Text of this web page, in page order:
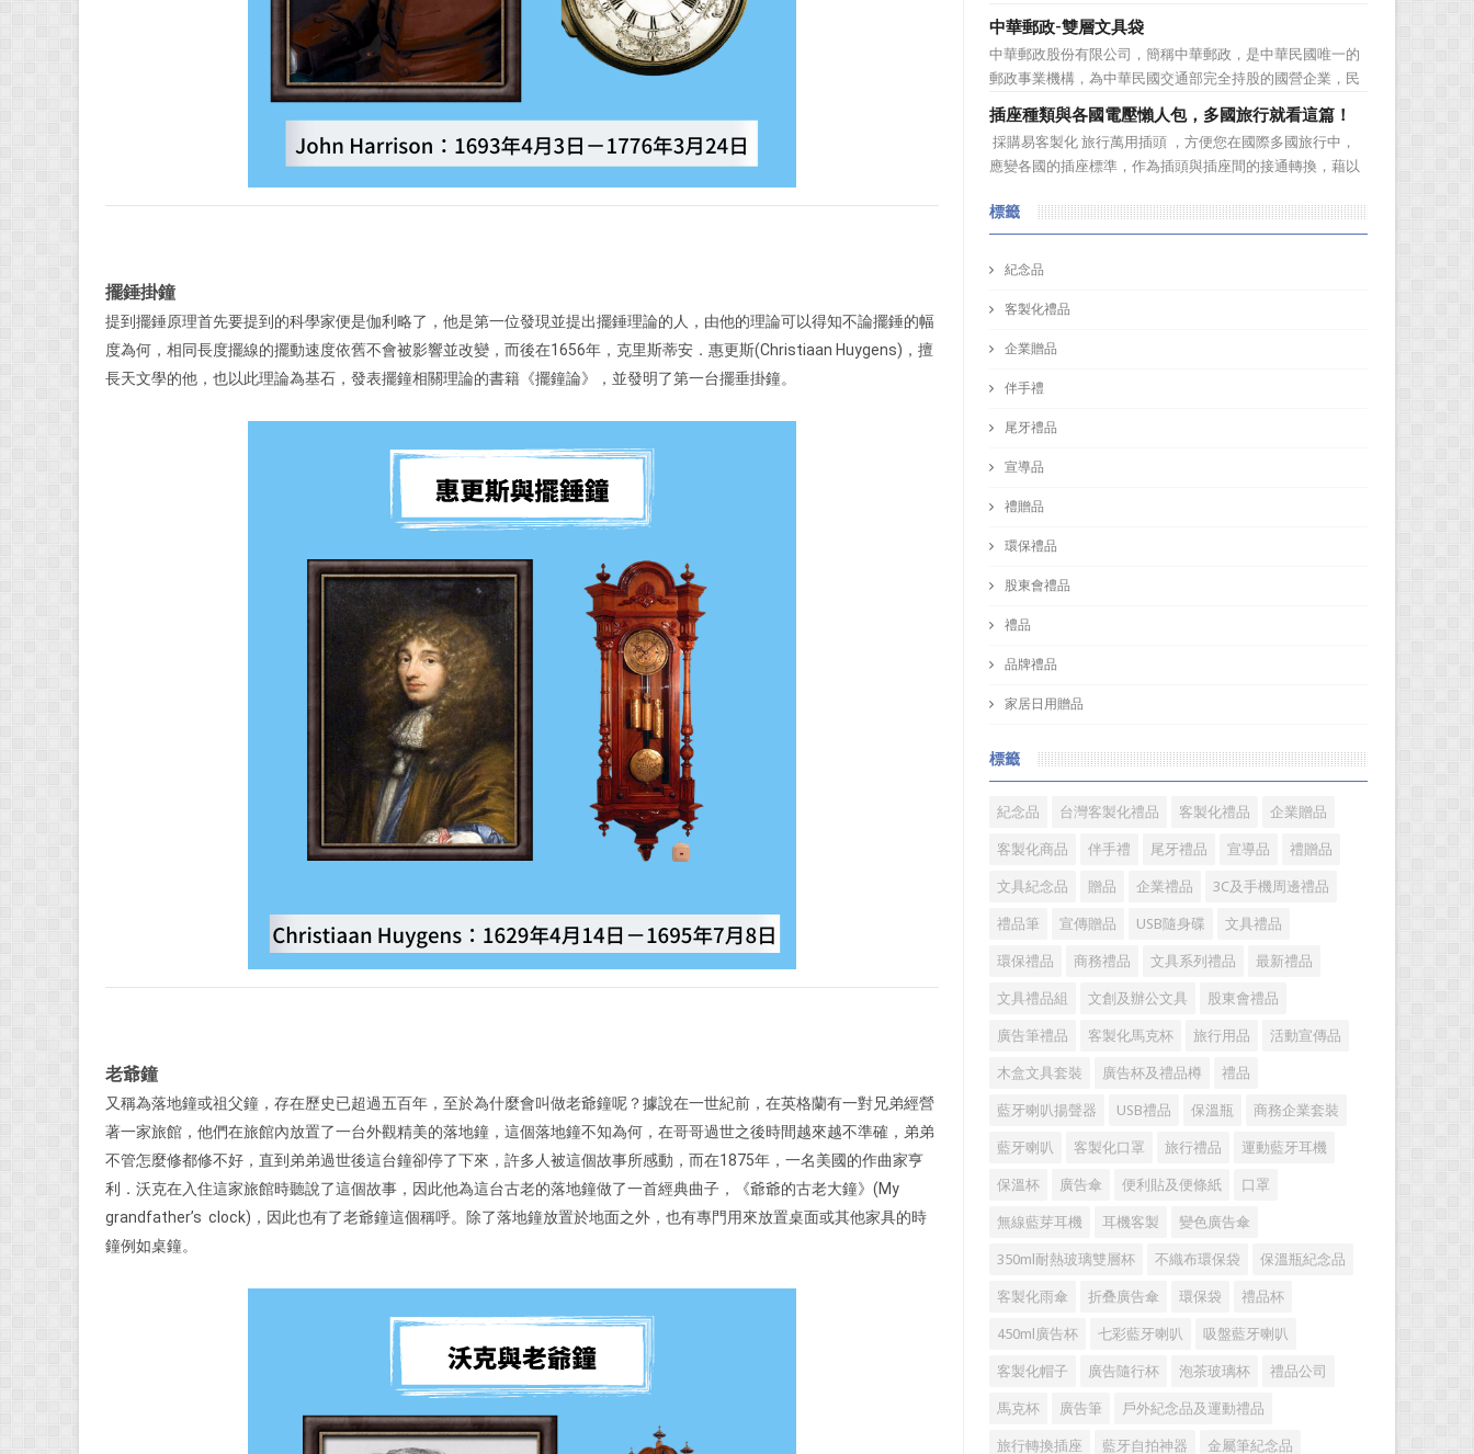
擺錘掛鐘
提到擺錘原理首先要提到的科學家便是伽利略了，他是第一位發現並提出擺錘理論的人，由他的理論可以得知不論擺錘的幅
度為何，相同長度擺線的擺動速度依舊不會被影響並改變，而後在1656年，克里斯蒂安．惠更斯(Christiaan Huygens)，擅
長天文學的他，也以此理論為基石，發表擺鐘相關理論的書籍《擺鐘論》，並發明了第一台擺垂掛鐘。
老爺鐘
又稱為落地鐘或祖父鐘，存在歷史已超過五百年，至於為什麼會叫做老爺鐘呢？據說在一世紀前，在英格蘭有一對兄弟經營
著一家旅館，他們在旅館內放置了一台外觀精美的落地鐘，這個落地鐘不知為何，在哥哥過世之後時間越來越不準確，弟弟
不管怎麼修都修不好，直到弟弟過世後這台鐘卻停了下來，許多人被這個故事所感動，而在1875年，一名美國的作曲家亨
利．沃克在入住這家旅館時聽說了這個故事，因此他為這台古老的落地鐘做了一首經典曲子，《爺爺的古老大鐘》(My
grandfather’s clock)，因此也有了老爺鐘這個稱呼。除了落地鐘放置於地面之外，也有專門用來放置桌面或其他家具的時
鐘例如桌鐘。
背包都會對身體造成一定傷害：背包過重或錯誤的背負姿
勢、先天促量的產品設計等因素都有可能造成使用時的隱性
傷害！ 但若現在開始採用對身體較為輕鬆的後背包即可早日
拯救身體的脊椎。可將...
中華郵政-雙層文具袋
中華郵政股份有限公司，簡稱中華郵政，是中華民國唯一的
郵政事業機構，為中華民國交通部完全持股的國營企業，民
間常以「郵局」逕稱。其業務除郵遞相關領域外，亦涵蓋儲
匯、人身保險等簡易金融服務。 中華郵政為回饋並感謝顧
客，特舉辦105年郵票冊刮獎促銷回饋活動。活動內容是活
動期間內，凡顧...
插座種類與各國電壓懶人包，多國旅行就看這篇！
採購易客製化 旅行萬用插頭 ，方便您在國際多國旅行中，
應變各國的插座標準，作為插頭與插座間的接通轉換，藉以
我的轉換插頭在其他國家能不能使用」的疑問，現在 採購易
將要為大家解惑囉！讓我們先了解一下插頭插座的種類，以
及各國的電壓...
標籤
紀念品
客製化禮品
企業贈品
伴手禮
尾牙禮品
宣導品
禮贈品
環保禮品
股東會禮品
禮品
品牌禮品
家居日用贈品
標籤
紀念品 台灣客製化禮品 客製化禮品 企業贈品
客製化商品 伴手禮 尾牙禮品 宣導品 禮贈品
文具紀念品 贈品 企業禮品 3C及手機周邊禮品
禮品筆 宣傳贈品 USB隨身碟 文具禮品
環保禮品 商務禮品 文具系列禮品 最新禮品
文具禮品組 文創及辦公文具 股東會禮品
廣告筆禮品 客製化馬克杯 旅行用品 活動宣傳品
木盒文具套裝 廣告杯及禮品樽 禮品
藍牙喇叭揚聲器 USB禮品 保溫瓶 商務企業套裝
藍牙喇叭 客製化口罩 旅行禮品 運動藍牙耳機
保溫杯 廣告傘 便利貼及便條紙 口罩
無線藍芽耳機 耳機客製 變色廣告傘
350ml耐熱玻璃雙層杯 不織布環保袋 保溫瓶紀念品
客製化雨傘 折叠廣告傘 環保袋 禮品杯
450ml廣告杯 七彩藍牙喇叭 吸盤藍牙喇叭
客製化帽子 廣告隨行杯 泡茶玻璃杯 禮品公司
馬克杯 廣告筆 戶外紀念品及運動禮品
旅行轉換插座 藍牙自拍神器 金屬筆紀念品